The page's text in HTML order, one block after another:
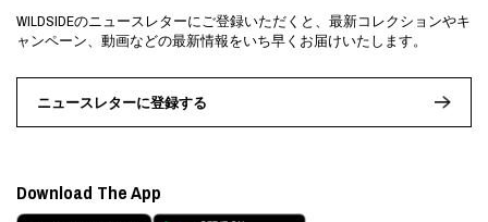
WILDSIDEのニュースレターにご登録いただくと、最新コレクションやキ
ャンペーン、動画などの最新情報をいち早くお届けいたします。
ニュースレターに登録する
Download The App